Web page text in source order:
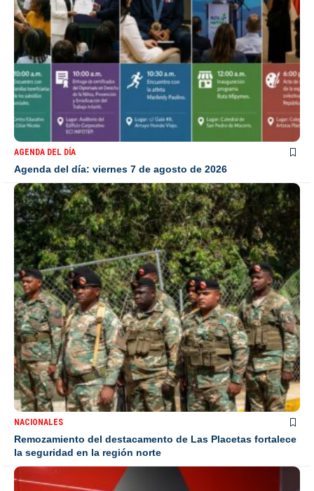
AGENDA DEL DÍA
Agenda del día: viernes 7 de agosto de 2026
NACIONALES
Remozamiento del destacamento de Las Placetas fortalece
la seguridad en la región norte